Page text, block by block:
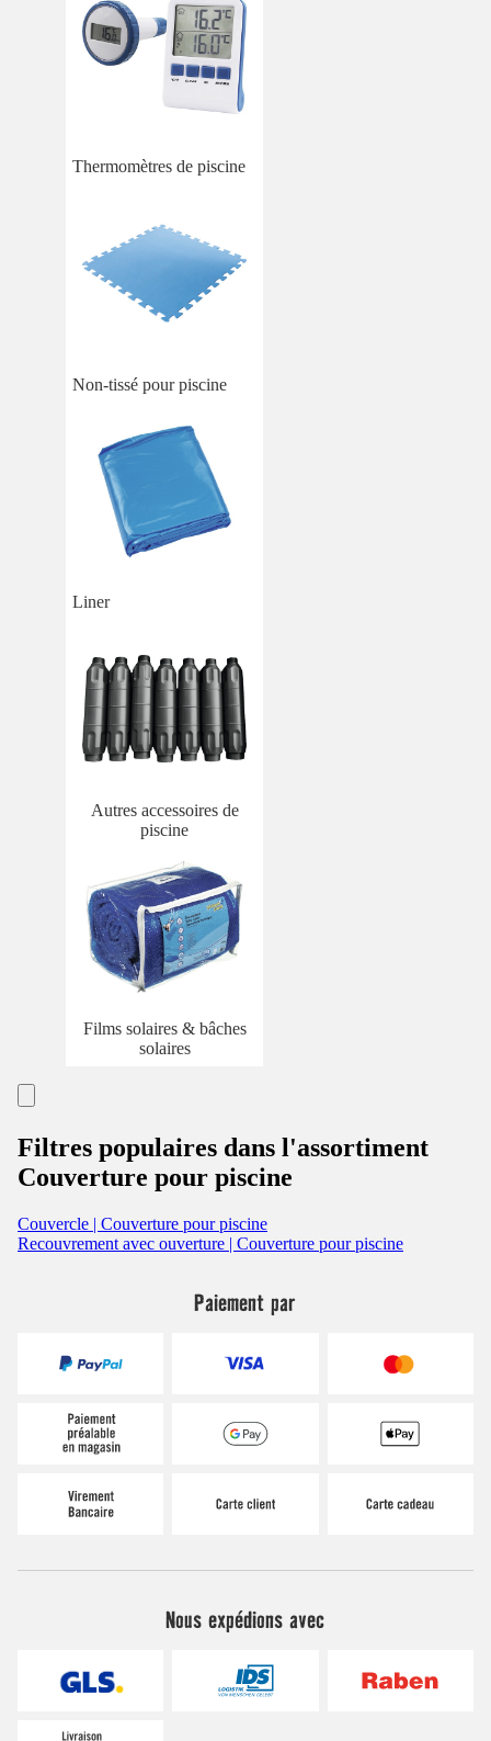
Thermomètres de piscine
Non-tissé pour piscine
Liner
Autres accessoires de
piscine
Films solaires & bâches
solaires
Filtres populaires dans l'assortiment
Couverture pour piscine
Couvercle | Couverture pour piscine
Recouvrement avec ouverture | Couverture pour piscine
Paiement par
Nous expédions avec